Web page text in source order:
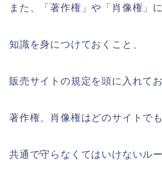
また、「著作権」や「肖像権」
知識を身につけておくこと、
販売サイトの規定を頭に入れて
著作権、肖像権はどのサイトでも
共通で守らなくてはいけないル